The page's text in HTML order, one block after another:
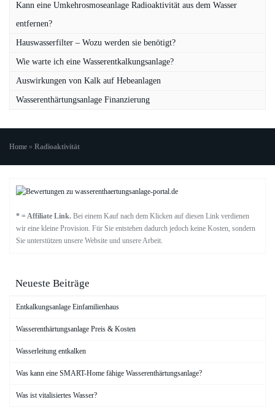
Kann eine Umkehrosmoseanlage Radioaktivität aus dem Wasser
entfernen?
Hauswasserfilter – Wozu werden sie benötigt?
Wie warte ich eine Wasserentkalkungsanlage?
Auswirkungen von Kalk auf Hebeanlagen
Wasserenthärtungsanlage Finanzierung
Home » Radioaktivität
* = Affiliate Link. Bei einem Kauf nach dem Klicken auf diesen Link verdienen
wir eine kleine Provision. Für Sie entstehen dadurch jedoch keine Kosten, sondern
Sie unterstützen unsere Website und unsere Arbeit.
Neueste Beiträge
Entkalkungsanlage Einfamilienhaus
Wasserenthärtungsanlage Preis & Kosten
Wasserleitung entkalken
Was kann eine SMART-Home fähige Wasserenthärtungsanlage?
Was ist vitalisiertes Wasser?